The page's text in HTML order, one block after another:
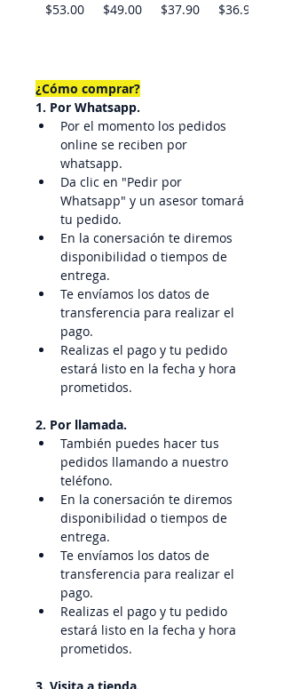
$53.00 $49.00 $37.90 $36.90
¿Cómo comprar?
1. Por Whatsapp.
Por el momento los pedidos
online se reciben por
whatsapp.
Da clic en "Pedir por
Whatsapp" y un asesor tomará
tu pedido.
En la conersación te diremos
disponibilidad o tiempos de
entrega.
Te envíamos los datos de
transferencia para realizar el
pago.
Realizas el pago y tu pedido
estará listo en la fecha y hora
prometidos.
2. Por llamada.
También puedes hacer tus
pedidos llamando a nuestro
teléfono.
En la conersación te diremos
disponibilidad o tiempos de
entrega.
Te envíamos los datos de
transferencia para realizar el
pago.
Realizas el pago y tu pedido
estará listo en la fecha y hora
prometidos.